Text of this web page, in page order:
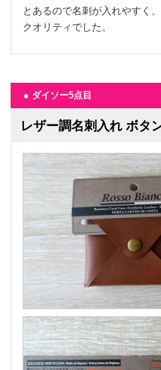
とあるので名刺が入れやすく
クオリティでした。
● ダイソー5点目
レザー調名刺入れ ボタ